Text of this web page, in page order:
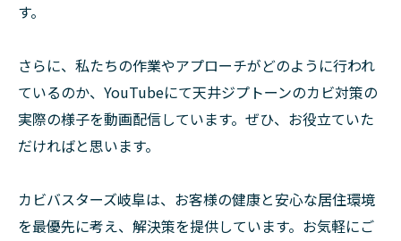
す。
さらに、私たちの作業やアプローチがどのように行われ
ているのか、YouTubeにて天井ジプトーンのカビ対策の
実際の様子を動画配信しています。ぜひ、お役立ていた
だければと思います。
カビバスターズ岐阜は、お客様の健康と安心な居住環境
を最優先に考え、解決策を提供しています。お気軽にご